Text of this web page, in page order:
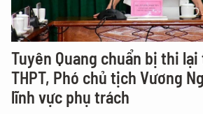
Tuyên Quang chuẩn bị thi
THPT, Phó chủ tịch Vương
lĩnh vực phụ trách